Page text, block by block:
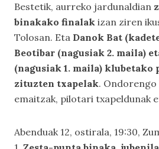
Bestetik, aurreko jardunaldian
binakako finalak izan ziren
Tolosan. Eta Danok Bat
Beotibar (nagusiak 2. maila)
(nagusiak 1. maila)
zituzten txapelak.
emaitzak, pilotari txapeldunak
Abenduak 12, ostirala, 19:30,